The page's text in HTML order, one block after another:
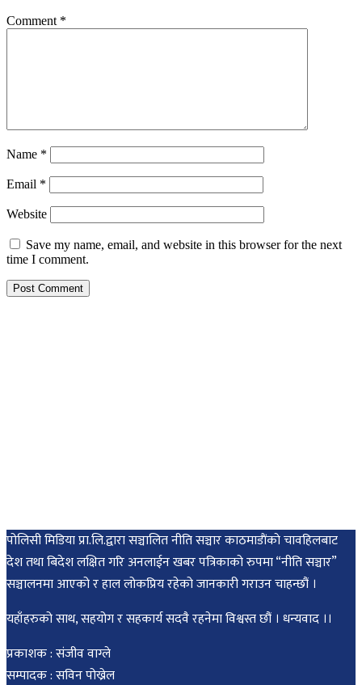
Comment *
Name *
Email *
Website
Save my name, email, and website in this browser for the next
time I comment.
पोलिसी मिडिया प्रा.लि.द्वारा सञ्चालित नीति सञ्चार काठमाडाैंकाे चावहिलबाट
देश तथा बिदेश लक्षित गरि अनलाईन खबर पत्रिकाको रुपमा “नीति सञ्चार”
सञ्चालनमा आएको र हाल लोकप्रिय रहेको जानकारी गराउन चाहन्छौं ।
यहाँहरुको साथ, सहयोग र सहकार्य सदवै रहनेमा विश्वस्त छौं । धन्यवाद ।।
प्रकाशक : संजीव वाग्ले
सम्पादक : सविन पोख्रेल